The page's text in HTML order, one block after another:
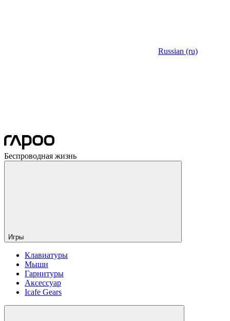
Russian (ru)
Беспроводная жизнь
Игры
Клавиатуры
Мыши
Гарнитуры
Аксессуар
Icafe Gears